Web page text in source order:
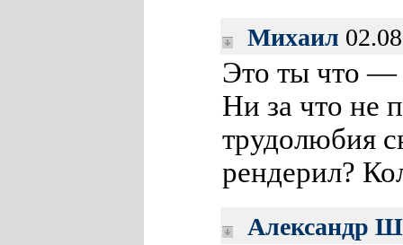
Михаил
Это ты что —
Ни за что не
трудолюбия
рендерил?
Александр